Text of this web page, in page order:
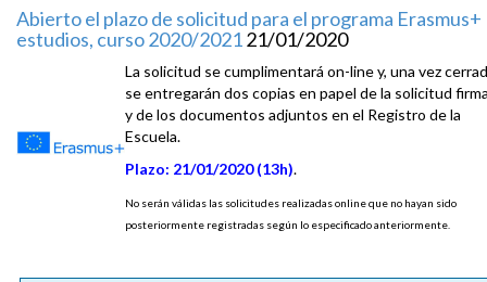
Abierto el plazo de solicitud para el programa Erasmus+
estudios, curso 2020/202121/01/2020
La solicitud se cumplimentará on-line y, una vez
se entregarán dos copias en papel de la solicitud
y de los documentos adjuntos en el Registro de la
Escuela.
Plazo: 21/01/2020 (13h).
No serán válidas las solicitudes realizadas online que no hayan sido
posteriormente registradas según lo especificado anteriormente.